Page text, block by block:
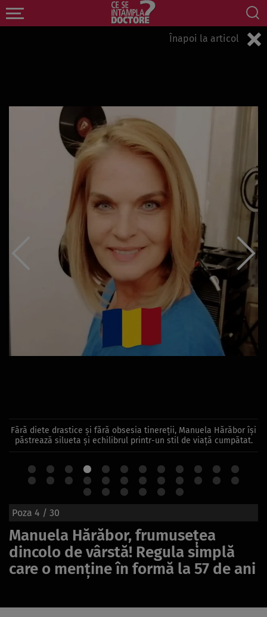
Înapoi la articol
Fără diete drastice și fără obsesia tinereții, Manuela Hărăbor își
păstrează silueta și echilibrul printr-un stil de viață cumpătat.
Poza 4 / 30
Manuela Hărăbor, frumusețea
dincolo de vârstă! Regula simplă
care o menține în formă la 57 de ani